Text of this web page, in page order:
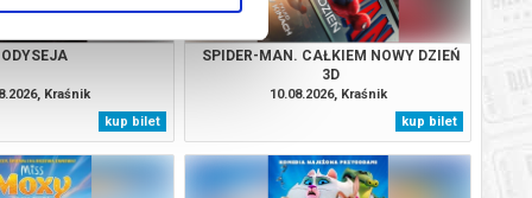
ODYSEJA
Kraśnik
kup bilet
SPIDER-MAN. CAŁKIEM NOWY DZIEŃ
3D
10.08.2026, Kraśnik
kup bilet